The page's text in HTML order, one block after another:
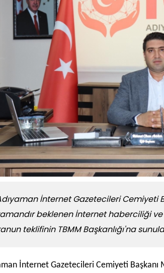
İnternet Gazetecileri Cemiyeti
beklenen İnternet haberciliği
teklifinin TBMM Başkanlığı'na
İnternet Gazetecileri Cemiyeti